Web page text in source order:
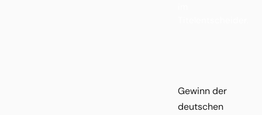
Gewinn der
deutschen